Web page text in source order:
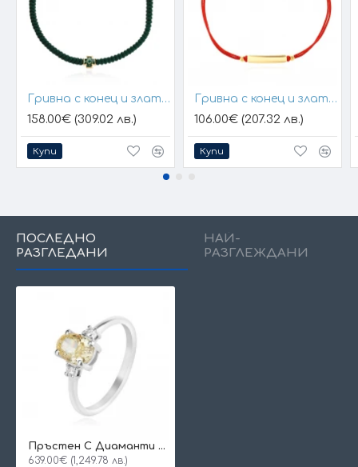
Гривна с конец и златен елемент кръст
158.00€ (309.02 лв.)
Купи
Гривна с конец и златна плочка за гравиране
106.00€ (207.32 лв.)
Купи
ПОСЛЕДНО
РАЗГЛЕДАНИ
НАЙ-
РАЗГЛЕЖДАНИ
Пръстен С Диаманти Verona
639.00€ (1,249.78 лв.)